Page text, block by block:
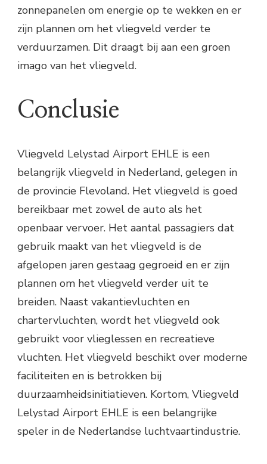
zonnepanelen om energie op te wekken en er
zijn plannen om het vliegveld verder te
verduurzamen. Dit draagt bij aan een groen
imago van het vliegveld.
Conclusie
Vliegveld Lelystad Airport EHLE is een
belangrijk vliegveld in Nederland, gelegen in
de provincie Flevoland. Het vliegveld is goed
bereikbaar met zowel de auto als het
openbaar vervoer. Het aantal passagiers dat
gebruik maakt van het vliegveld is de
afgelopen jaren gestaag gegroeid en er zijn
plannen om het vliegveld verder uit te
breiden. Naast vakantievluchten en
chartervluchten, wordt het vliegveld ook
gebruikt voor vlieglessen en recreatieve
vluchten. Het vliegveld beschikt over moderne
faciliteiten en is betrokken bij
duurzaamheidsinitiatieven. Kortom, Vliegveld
Lelystad Airport EHLE is een belangrijke
speler in de Nederlandse luchtvaartindustrie.